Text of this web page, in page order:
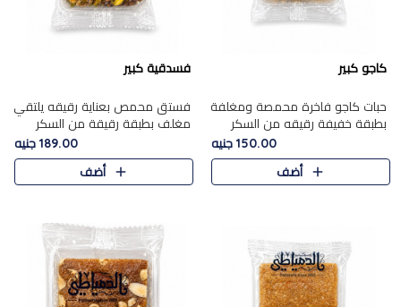
كاجو كبير
حبات كاجو فاخرة محمصة ومغلفة
بطبقة خفيفة رقيقه من السكر
المكرمل، تجمع بين توازن النعومة
زبدية غنية فاخرة والقرمشة
المرضية في حلوى شرقية بطاب..
150.00 جنيه
أضف
فسدقية كبير
فستق محمص بعناية رقيقه يلتقي
مغلف بطبقة رقيقة من السكر
المكرمل، ليقدم مذاقًا فاخرًا حلوي
شرقية فاخرة ونكهة غنية ناتي تميز
كل قطعة و قوام هش
189.00 جنيه
أضف